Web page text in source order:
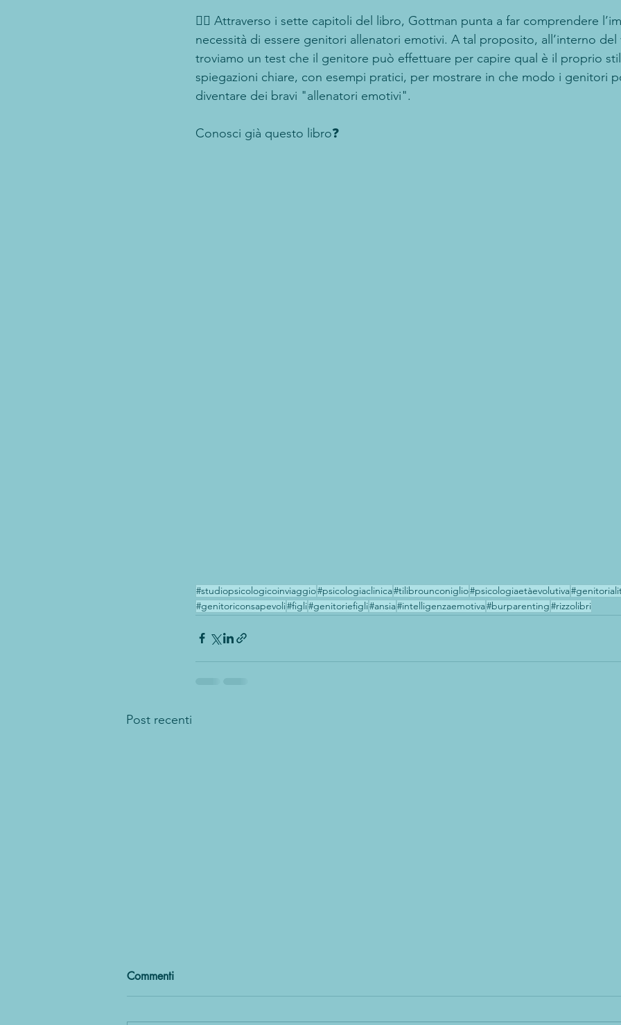
👉🏻 Attraverso i sette capitoli del libro, Gottman punta a far comprendere
necessità di essere genitori allenatori emotivi. A tal proposito, all’interno
troviamo un test che il genitore può effettuare per capire qual è il proprio
spiegazioni chiare, con esempi pratici, per mostrare in che modo i genitori
diventare dei bravi "allenatori emotivi".
Conosci già questo libro❓
#studiopsicologicoinviaggio#psicologiaclinica#tilibrounconiglio#psicologiaetàevolutiva
#genitoriconsapevoli#figli#genitoriefigli#ansia#intelligenzaemotiva#burparenting#rizzolibri
Post recenti
Commenti